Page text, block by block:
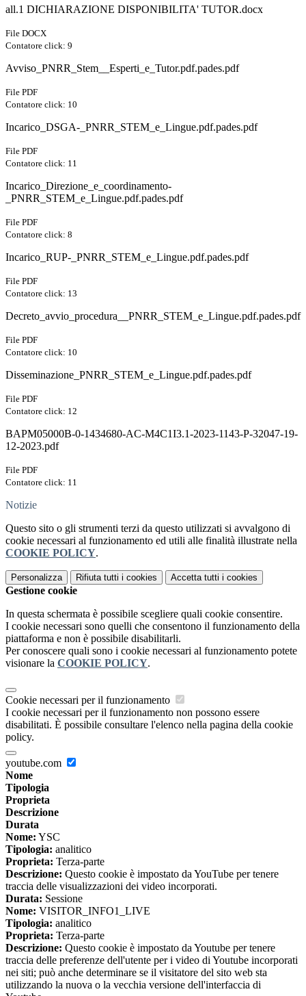
all.1 DICHIARAZIONE DISPONIBILITA' TUTOR.docx
File DOCX
Contatore click: 9
Avviso_PNRR_Stem__Esperti_e_Tutor.pdf.pades.pdf
File PDF
Contatore click: 10
Incarico_DSGA-_PNRR_STEM_e_Lingue.pdf.pades.pdf
File PDF
Contatore click: 11
Incarico_Direzione_e_coordinamento-
_PNRR_STEM_e_Lingue.pdf.pades.pdf
File PDF
Contatore click: 8
Incarico_RUP-_PNRR_STEM_e_Lingue.pdf.pades.pdf
File PDF
Contatore click: 13
Decreto_avvio_procedura__PNRR_STEM_e_Lingue.pdf.pades.pdf
File PDF
Contatore click: 10
Disseminazione_PNRR_STEM_e_Lingue.pdf.pades.pdf
File PDF
Contatore click: 12
BAPM05000B-0-1434680-AC-M4C1I3.1-2023-1143-P-32047-19-
12-2023.pdf
File PDF
Contatore click: 11
Notizie
Questo sito o gli strumenti terzi da questo utilizzati si avvalgono di
cookie necessari al funzionamento ed utili alle finalità illustrate nella
COOKIE POLICY.
Personalizza Rifiuta tutti i cookies Accetta tutti i cookies
Gestione cookie
In questa schermata è possibile scegliere quali cookie consentire.
I cookie necessari sono quelli che consentono il funzionamento della
piattaforma e non è possibile disabilitarli.
Per conoscere quali sono i cookie necessari al funzionamento potete
visionare la COOKIE POLICY.
Cookie necessari per il funzionamento
I cookie necessari per il funzionamento non possono essere
disabilitati. È possibile consultare l'elenco nella pagina della cookie
policy.
youtube.com
Nome
Tipologia
Proprieta
Descrizione
Durata
Nome: YSC
Tipologia: analitico
Proprieta: Terza-parte
Descrizione: Questo cookie è impostato da YouTube per tenere
traccia delle visualizzazioni dei video incorporati.
Durata: Sessione
Nome: VISITOR_INFO1_LIVE
Tipologia: analitico
Proprieta: Terza-parte
Descrizione: Questo cookie è impostato da Youtube per tenere
traccia delle preferenze dell'utente per i video di Youtube incorporati
nei siti; può anche determinare se il visitatore del sito web sta
utilizzando la nuova o la vecchia versione dell'interfaccia di